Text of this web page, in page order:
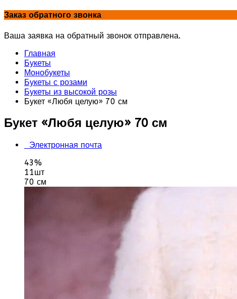
Заказ обратного звонка
Ваша заявка на обратный звонок отправлена.
Главная
Букеты
Монобукеты
Букеты с розами
Букеты из высокой розы
Букет «Любя целую» 70 см
Букет «Любя целую» 70 см
Электронная почта
43%
11шт
70 см